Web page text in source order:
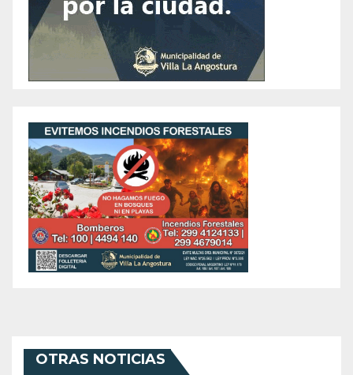
OTRAS NOTICIAS